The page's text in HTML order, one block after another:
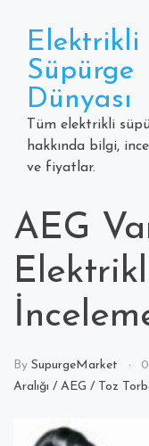
contentElektrikli
Süpürge
Dünyası
Tüm elektrikli
hakkında bilgi,
ve fiyatlar.
AEG
By SupurgeMarket
Aralığı / AEG / Toz